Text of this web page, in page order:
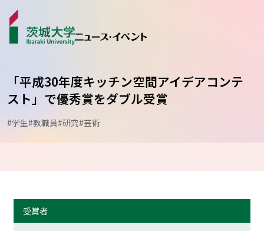
受賞･表彰
「平成30年度キッチン空間アイデアコンテ
スト」で優秀賞をダブル受賞
#学生#教職員#研究#芸術
受賞者